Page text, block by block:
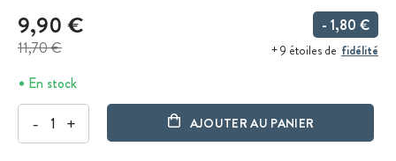
9,90 €
11,70 €
- 1,80 €
+ 9 étoiles de fidélité
En stock
- + AJOUTER AU PANIER